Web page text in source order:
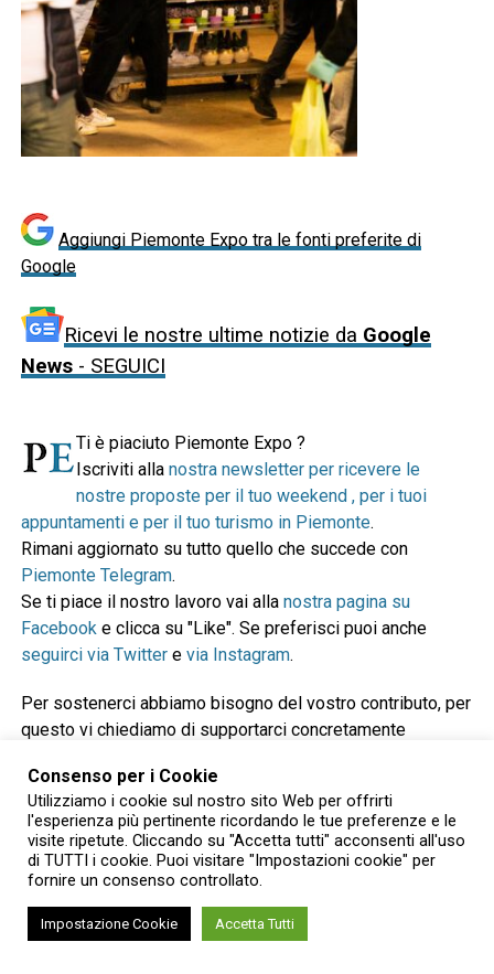
Aggiungi Piemonte Expo tra le fonti preferite di
Google
Ricevi le nostre ultime notizie da Google
News- SEGUICI
Ti è piaciuto Piemonte Expo ?
Iscriviti alla nostra newsletter per ricevere le
nostre proposte per il tuo weekend , per i tuoi
appuntamenti e per il tuo turismo in Piemonte.
Rimani aggiornato su tutto quello che succede con
Piemonte Telegram.
Se ti piace il nostro lavoro vai alla nostra pagina su
Facebooke clicca su "Like". Se preferisci puoi anche
seguirci via Twittere via Instagram.
Per sostenerci abbiamo bisogno del vostro contributo, per
questo vi chiediamo di supportarci concretamente
contributo e per la vostra fiducia!
Donazione con Paypal o carta di credito
Consenso per i Cookie
Utilizziamo i cookie sul nostro sito Web per offrirti
l'esperienza più pertinente ricordando le tue preferenze e le
visite ripetute. Cliccando su "Accetta tutti" acconsenti all'uso
di TUTTI i cookie. Puoi visitare "Impostazioni cookie" per
fornire un consenso controllato.
Impostazione Cookie Accetta Tutti